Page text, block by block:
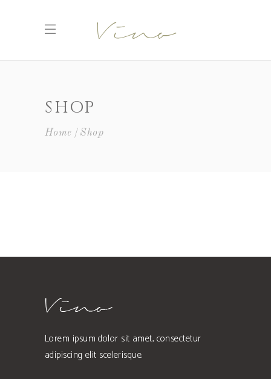
SHOP
Home Shop
Lorem ipsum dolor sit amet, consectetur
adipiscing elit scelerisque.